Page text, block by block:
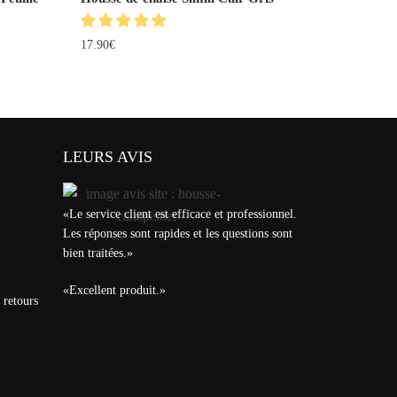
17.90€
retours
LEURS AVIS
«Le service client est efficace et professionnel.
Les réponses sont rapides et les questions sont
bien traitées.»
«Excellent produit.»